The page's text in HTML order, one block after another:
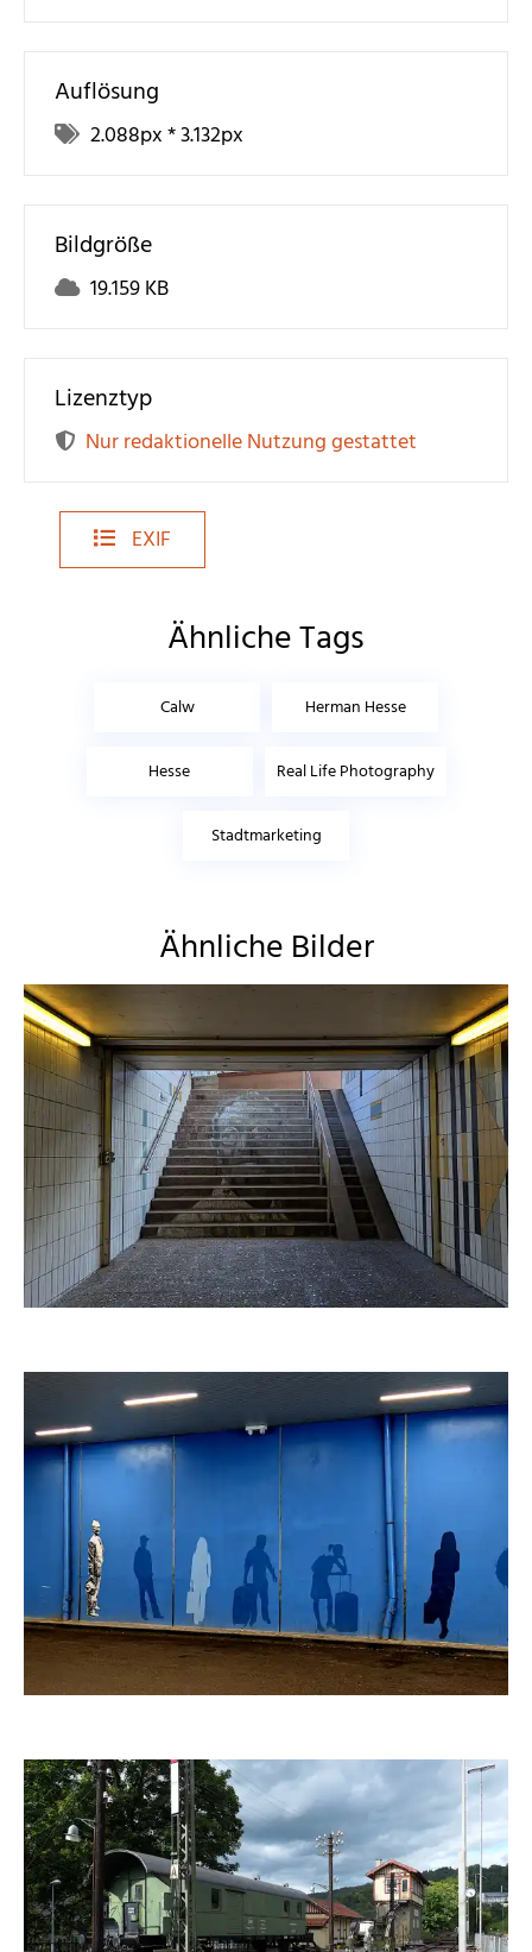
Auflösung
2.088px *3.132px
Bildgröße
19.159 KB
Lizenztyp
Nur redaktionelle Nutzung gestattet
EXIF
Ähnliche Tags
Calw Herman Hesse
Hesse Real Life Photography
Stadtmarketing
Ähnliche Bilder
duba1310
duba1310